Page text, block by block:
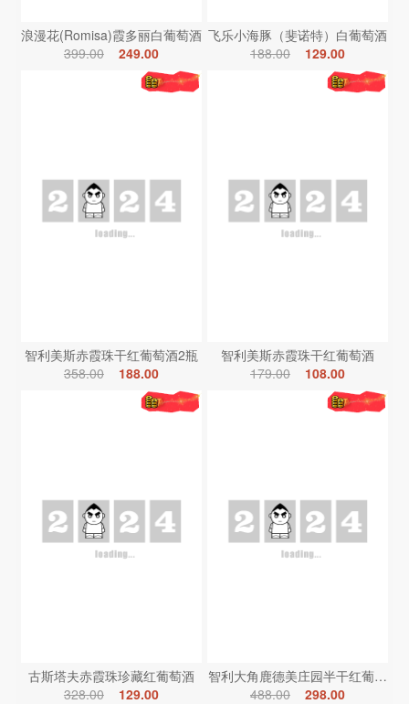
浪漫花(Romisa)霞多丽白葡萄酒
399.00
249.00
飞乐小海豚（斐诺特）白葡萄酒
188.00
129.00
智利美斯赤霞珠干红葡萄酒2瓶
358.00
188.00
智利美斯赤霞珠干红葡萄酒
179.00
108.00
古斯塔夫赤霞珠珍藏红葡萄酒
328.00
129.00
智利大角鹿德美庄园半干红葡萄酒
488.00
298.00